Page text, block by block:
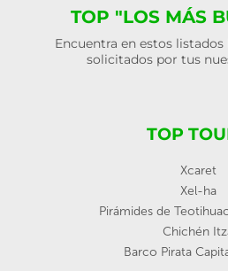
TOP "LOS MÁS
Encuentra en estos
solicitados por tus
TOP
Xcaret
Xel-ha
Pirámides de
Chichén
Barco Pirata